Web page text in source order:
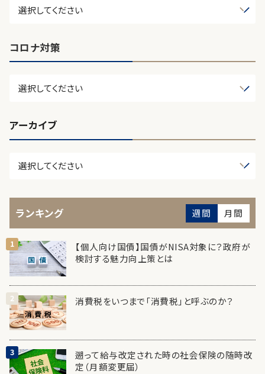
コロナ対策
アーカイブ
ランキング 週間 月間
【個人向け国債】国債がNISA対象に？政府が
検討する魅力向上策とは
消費税をいつまで「消費税」と呼ぶのか？
遡って給与改定された時の社会保険の随時改
定（月額変更届）